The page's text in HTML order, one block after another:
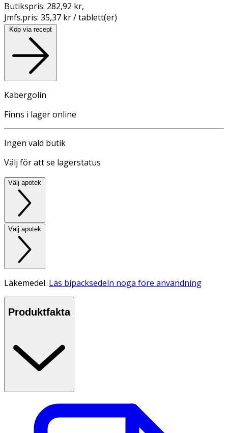
Butikspris: 282,92 kr,
Jmfs.pris: 35,37 kr / tablett(er)
Köp via recept
Kabergolin
Finns i lager online
Ingen vald butik
Välj för att se lagerstatus
Välj apotek
Välj apotek
Läkemedel. Läs bipacksedeln noga före användning
Produktfakta